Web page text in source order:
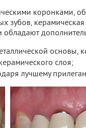
коронками, об
зубов,
обладают
основы,
слоя;
лучшему